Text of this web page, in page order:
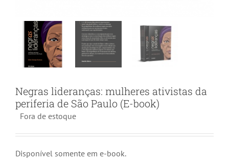
Negras lideranças: mulheres ativistas da
periferia de São Paulo (E-book)
Fora de estoque
Disponível somente em e-book.